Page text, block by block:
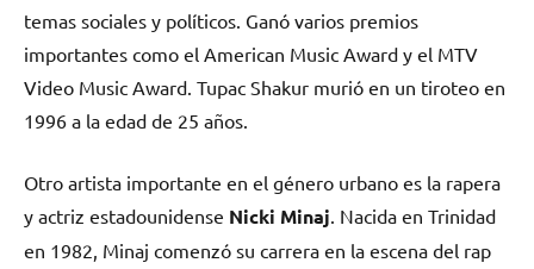
temas sociales y políticos. Ganó varios premios
importantes como el American Music Award y el MTV
Video Music Award. Tupac Shakur murió en un tiroteo en
1996 a la edad de 25 años.
Otro artista importante en el género urbano es la rapera
y actriz estadounidense Nicki Minaj . Nacida en Trinidad
en 1982, Minaj comenzó su carrera en la escena del rap